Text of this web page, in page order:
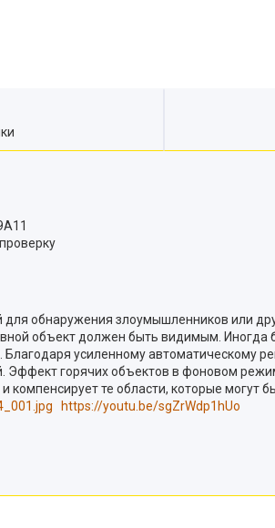
обнаружения злоумышленников или
объект должен быть видимым. Иногда
усиленному автоматическому
Эффект горячих объектов в фоновом
те области, которые
https://youtu.be/sgZrWdp1hUo